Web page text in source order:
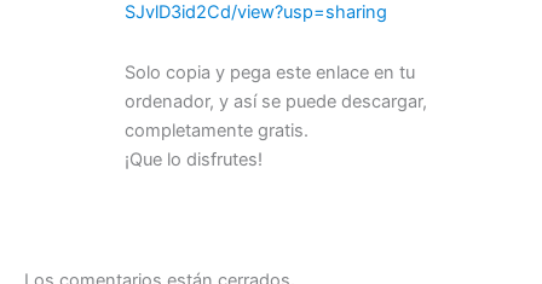
SJvlD3id2Cd/view?usp=sharing
Solo copia y pega este enlace en tu
ordenador, y así se puede descargar,
completamente gratis.
¡Que lo disfrutes!